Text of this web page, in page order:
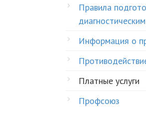
Правила
Информация о
Платные услуги
Профсоюз